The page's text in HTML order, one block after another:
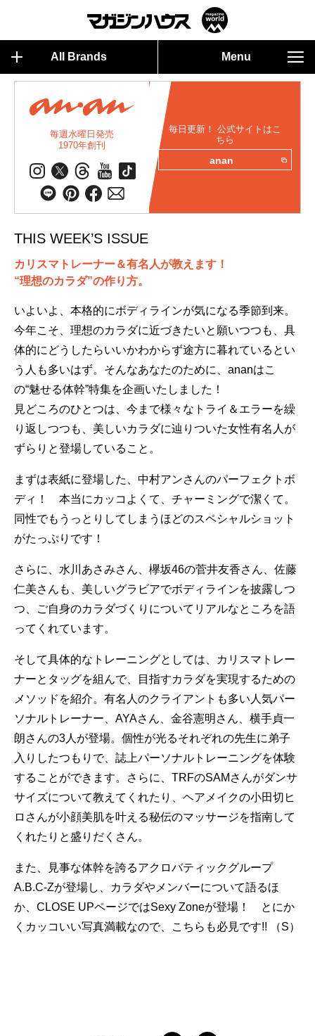
All Brands Menu
毎週水曜日発売
1970年創刊
毎日更新！ 公式サイトはこ
ちら
anan
THIS WEEK’S ISSUE
カリスマトレーナー＆有名人が教えます！
“理想のカラダ”の作り方。
いよいよ、本格的にボディラインが気になる季節到来。
今年こそ、理想のカラダに近づきたいと願いつつも、具
体的にどうしたらいいかわからず途方に暮れているとい
う人も多いはず。そんなあなたのために、ananはこ
の“魅せる体幹”特集を企画いたしました！
見どころのひとつは、今まで様々なトライ＆エラーを繰
り返しつつも、美しいカラダに辿りついた女性有名人が
ずらりと登場していること。
まずは表紙に登場した、中村アンさんのパーフェクトボ
ディ！ 本当にカッコよくて、チャーミングで潔くて。
同性でもうっとりしてしまうほどのスペシャルショット
がたっぷりです！
さらに、水川あさみさん、欅坂46の菅井友香さん、佐藤
仁美さんも、美しいグラビアでボディラインを披露しつ
つ、ご自身のカラダづくりについてリアルなところを語
ってくれています。
そして具体的なトレーニングとしては、カリスマトレー
ナーとタッグを組んで、目指すカラダを実現するための
メソッドを紹介。有名人のクライアントも多い人気パー
ソナルトレーナー、AYAさん、金谷憲明さん、横手貞一
朗さんの3人が登場。個性が光るそれぞれの先生に弟子
入りしたつもりで、誌上パーソナルトレーニングを体験
することができます。さらに、TRFのSAMさんがダンサ
サイズについて教えてくれたり、ヘアメイクの小田切ヒ
ロさんが小顔美肌を叶える秘伝のマッサージを指南して
くれたりと盛りだくさん。
また、見事な体幹を誇るアクロバティックグループ
A.B.C-Zが登場し、カラダやメンバーについて語るほ
か、CLOSE UPページではSexy Zoneが登場！ とにか
くカッコいい写真満載なので、こちらも必見です!! （S）